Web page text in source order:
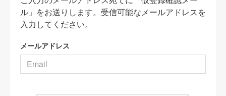
ル」をお送りします。受信可能なメールアドレスを
入力してください。
メールアドレス